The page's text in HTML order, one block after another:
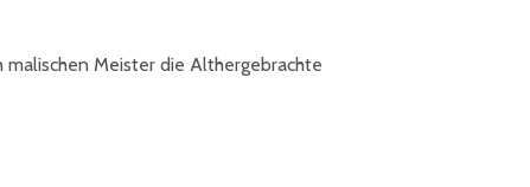
malischen Meister die Althergebrachte